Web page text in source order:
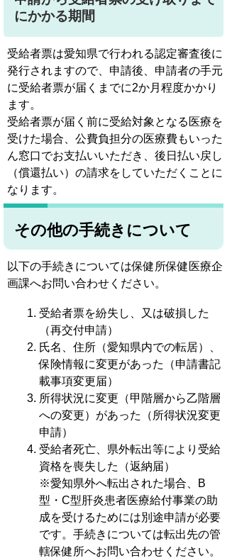
にかかる期間
受給者票は愛知県で行われる認定審査後に
発行されますので、申請後、申請者の手元
に受給者票が届くまでに2か月程度かかり
ます。
受給者票が届く前に受給対象となる医療を
受けた場合、公費負担分の医療費もいった
ん窓口でお支払いいただき、後日払い戻し
（償還払い）の請求をしていただくことに
なります。
その他の手続きについて
以下の手続きについては保健所保健医療企
画課へお問い合わせください。
受給者票を紛失し、又は破損した
（再交付申請）
氏名、住所（愛知県内での転居）、
保険情報に変更があった（申請書記
載事項変更届）
所得状況に変更（甲階層から乙階層
への変更）があった（所得状況変更
申請）
受給者死亡、県外転出等により受給
資格を喪失した（返納届）
※愛知県外へ転出された場合、B
型・C型肝炎患者医療給付事業の助
成を受けるためには別途申請が必要
です。手続きについては転出先の管
轄保健所へお問い合わせください。